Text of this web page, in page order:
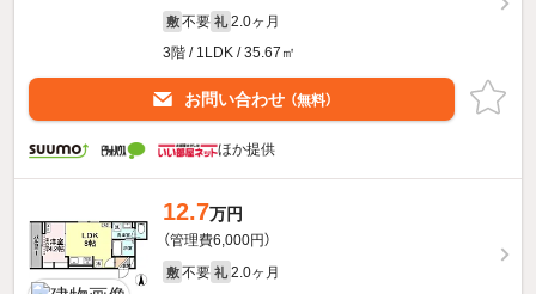
敷 不要 礼 2.0ヶ月
3階 / 1LDK / 35.67㎡
お問い合わせ （無料）
ほか提供
12.7万円
（管理費6,000円）
敷 不要 礼 2.0ヶ月